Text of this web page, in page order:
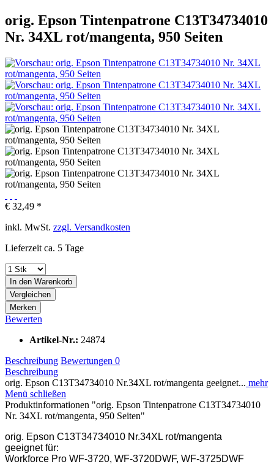
orig. Epson Tintenpatrone C13T34734010
Nr. 34XL rot/mangenta, 950 Seiten
€ 32,49 *
inkl. MwSt. zzgl. Versandkosten
Lieferzeit ca. 5 Tage
In den Warenkorb
Vergleichen
Merken
Bewerten
Artikel-Nr.: 24874
Beschreibung Bewertungen 0
Beschreibung
orig. Epson C13T34734010 Nr.34XL rot/mangenta geeignet... mehr
Menü schließen
Produktinformationen "orig. Epson Tintenpatrone C13T34734010
Nr. 34XL rot/mangenta, 950 Seiten"
orig. Epson C13T34734010 Nr.34XL rot/mangenta
geeignet für:
Workforce Pro WF-3720, WF-3720DWF, WF-3725DWF